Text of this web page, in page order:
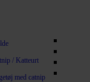
/ Katteurt
med catnip